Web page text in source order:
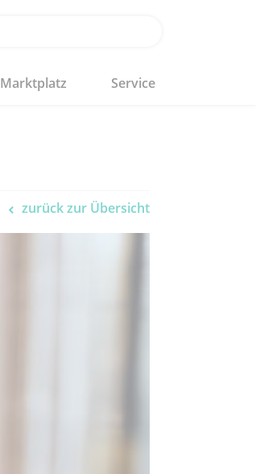
Marktplatz Service
zurück zur Übersicht